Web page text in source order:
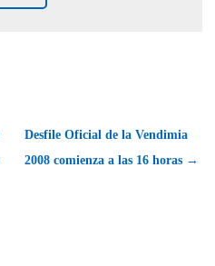
Desfile Oficial de la Vendimia
2008 comienza a las 16 horas →